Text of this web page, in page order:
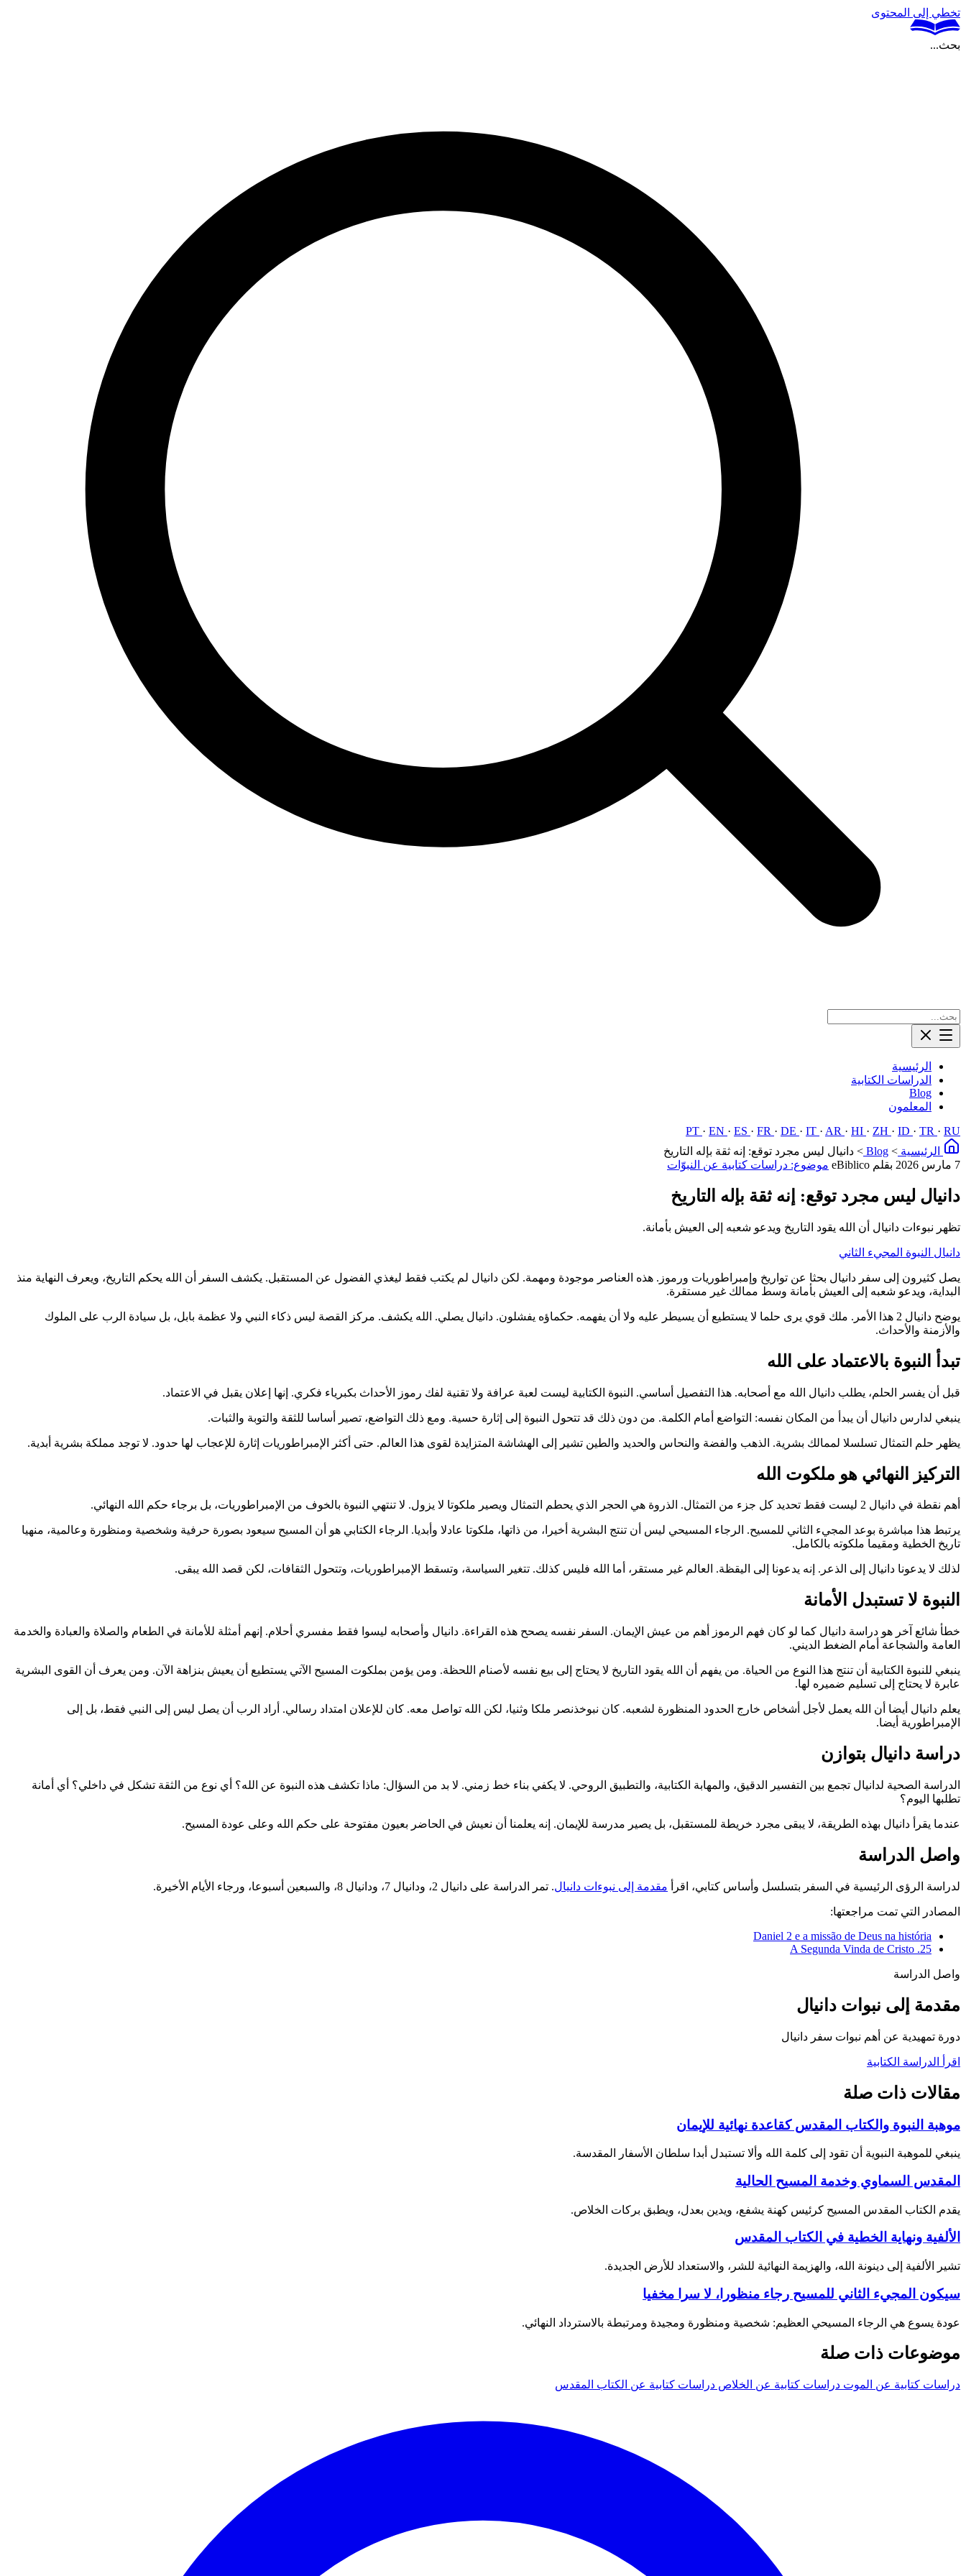
تخطي إلى المحتوى
بحث...
الرئيسية
الدراسات الكتابية
Blog
المعلمون
PT · EN · ES · FR · DE · IT · AR · HI · ZH · ID · TR · RU
الرئيسية >
Blog
> دانيال ليس مجرد توقع: إنه ثقة بإله التاريخ
7 مارس 2026
بقلم eBiblico موضوع: دراسات كتابية عن النبوّات
دانيال ليس مجرد توقع: إنه ثقة بإله التاريخ
تظهر نبوءات دانيال أن الله يقود التاريخ ويدعو شعبه إلى العيش بأمانة.
دانيال النبوة المجيء الثاني
يصل كثيرون إلى سفر دانيال بحثا عن تواريخ وإمبراطوريات ورموز. هذه العناصر موجودة ومهمة. لكن دانيال لم يكتب فقط ليغذي الفضول عن المستقبل. يكشف السفر أن الله يحكم التاريخ، ويعرف النهاية منذ
البداية، ويدعو شعبه إلى العيش بأمانة وسط ممالك غير مستقرة.
يوضح دانيال 2 هذا الأمر. ملك قوي يرى حلما لا يستطيع أن يسيطر عليه ولا أن يفهمه. حكماؤه يفشلون. دانيال يصلي. الله يكشف. مركز القصة ليس ذكاء النبي ولا عظمة بابل، بل سيادة الرب على الملوك
والأزمنة والأحداث.
تبدأ النبوة بالاعتماد على الله
قبل أن يفسر الحلم، يطلب دانيال الله مع أصحابه. هذا التفصيل أساسي. النبوة الكتابية ليست لعبة عرافة ولا تقنية لفك رموز الأحداث بكبرياء فكري. إنها إعلان يقبل في الاعتماد.
ينبغي لدارس دانيال أن يبدأ من المكان نفسه: التواضع أمام الكلمة. من دون ذلك قد تتحول النبوة إلى إثارة حسية. ومع ذلك التواضع، تصير أساسا للثقة والتوبة والثبات.
يظهر حلم التمثال تسلسلا لممالك بشرية. الذهب والفضة والنحاس والحديد والطين تشير إلى الهشاشة المتزايدة لقوى هذا العالم. حتى أكثر الإمبراطوريات إثارة للإعجاب لها حدود. لا توجد مملكة بشرية أبدية.
التركيز النهائي هو ملكوت الله
أهم نقطة في دانيال 2 ليست فقط تحديد كل جزء من التمثال. الذروة هي الحجر الذي يحطم التمثال ويصير ملكوتا لا يزول. لا تنتهي النبوة بالخوف من الإمبراطوريات، بل برجاء حكم الله النهائي.
يرتبط هذا مباشرة بوعد المجيء الثاني للمسيح. الرجاء المسيحي ليس أن تنتج البشرية أخيرا، من ذاتها، ملكوتا عادلا وأبديا. الرجاء الكتابي هو أن المسيح سيعود بصورة حرفية وشخصية ومنظورة وعالمية، منهيا
تاريخ الخطية ومقيما ملكوته بالكامل.
لذلك لا يدعونا دانيال إلى الذعر. إنه يدعونا إلى اليقظة. العالم غير مستقر، أما الله فليس كذلك. تتغير السياسة، وتسقط الإمبراطوريات، وتتحول الثقافات، لكن قصد الله يبقى.
النبوة لا تستبدل الأمانة
خطأ شائع آخر هو دراسة دانيال كما لو كان فهم الرموز أهم من عيش الإيمان. السفر نفسه يصحح هذه القراءة. دانيال وأصحابه ليسوا فقط مفسري أحلام. إنهم أمثلة للأمانة في الطعام والصلاة والعبادة والخدمة
العامة والشجاعة أمام الضغط الديني.
ينبغي للنبوة الكتابية أن تنتج هذا النوع من الحياة. من يفهم أن الله يقود التاريخ لا يحتاج إلى بيع نفسه لأصنام اللحظة. ومن يؤمن بملكوت المسيح الآتي يستطيع أن يعيش بنزاهة الآن. ومن يعرف أن القوى البشرية
عابرة لا يحتاج إلى تسليم ضميره لها.
يعلم دانيال أيضا أن الله يعمل لأجل أشخاص خارج الحدود المنظورة لشعبه. كان نبوخذنصر ملكا وثنيا، لكن الله تواصل معه. كان للإعلان امتداد رسالي. أراد الرب أن يصل ليس إلى النبي فقط، بل إلى
الإمبراطورية أيضا.
دراسة دانيال بتوازن
الدراسة الصحية لدانيال تجمع بين التفسير الدقيق، والمهابة الكتابية، والتطبيق الروحي. لا يكفي بناء خط زمني. لا بد من السؤال: ماذا تكشف هذه النبوة عن الله؟ أي نوع من الثقة تشكل في داخلي؟ أي أمانة
تطلبها اليوم؟
عندما يقرأ دانيال بهذه الطريقة، لا يبقى مجرد خريطة للمستقبل، بل يصير مدرسة للإيمان. إنه يعلمنا أن نعيش في الحاضر بعيون مفتوحة على حكم الله وعلى عودة المسيح.
واصل الدراسة
لدراسة الرؤى الرئيسية في السفر بتسلسل وأساس كتابي، اقرأ مقدمة إلى نبوءات دانيال. تمر الدراسة على دانيال 2، ودانيال 7، ودانيال 8، والسبعين أسبوعا، ورجاء الأيام الأخيرة.
المصادر التي تمت مراجعتها:
Daniel 2 e a missão de Deus na história
25. A Segunda Vinda de Cristo
واصل الدراسة
مقدمة إلى نبوات دانيال
دورة تمهيدية عن أهم نبوات سفر دانيال
اقرأ الدراسة الكتابية
مقالات ذات صلة
موهبة النبوة والكتاب المقدس كقاعدة نهائية للإيمان
ينبغي للموهبة النبوية أن تقود إلى كلمة الله وألا تستبدل أبدا سلطان الأسفار المقدسة.
المقدس السماوي وخدمة المسيح الحالية
يقدم الكتاب المقدس المسيح كرئيس كهنة يشفع، ويدين بعدل، ويطبق بركات الخلاص.
الألفية ونهاية الخطية في الكتاب المقدس
تشير الألفية إلى دينونة الله، والهزيمة النهائية للشر، والاستعداد للأرض الجديدة.
سيكون المجيء الثاني للمسيح رجاء منظورا، لا سرا مخفيا
عودة يسوع هي الرجاء المسيحي العظيم: شخصية ومنظورة ومجيدة ومرتبطة بالاسترداد النهائي.
موضوعات ذات صلة
دراسات كتابية عن الموت دراسات كتابية عن الخلاص دراسات كتابية عن الكتاب المقدس